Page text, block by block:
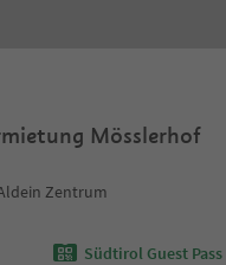
Mösslerhof
Zentrum
Südtirol Guest Pass